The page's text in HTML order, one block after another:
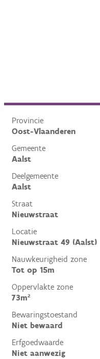
Provincie
Oost-Vlaanderen
Gemeente
Aalst
Deelgemeente
Aalst
Straat
Nieuwstraat
Locatie
Nieuwstraat 49 (Aalst)
Nauwkeurigheid zone
Tot op 15m
Oppervlakte zone
73m²
Bewaringstoestand
Niet bewaard
Erfgoedwaarde
Niet aanwezig